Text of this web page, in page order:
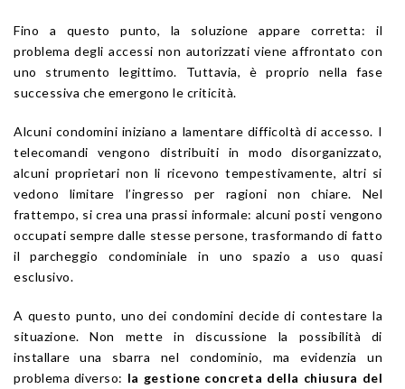
Fino a questo punto, la soluzione appare corretta: il
problema degli accessi non autorizzati viene affrontato con
uno strumento legittimo. Tuttavia, è proprio nella fase
successiva che emergono le criticità.
Alcuni condomini iniziano a lamentare difficoltà di accesso. I
telecomandi vengono distribuiti in modo disorganizzato,
alcuni proprietari non li ricevono tempestivamente, altri si
vedono limitare l’ingresso per ragioni non chiare. Nel
frattempo, si crea una prassi informale: alcuni posti vengono
occupati sempre dalle stesse persone, trasformando di fatto
il parcheggio condominiale in uno spazio a uso quasi
esclusivo.
A questo punto, uno dei condomini decide di contestare la
situazione. Non mette in discussione la possibilità di
installare una sbarra nel condominio, ma evidenzia un
problema diverso: la gestione concreta della chiusura del